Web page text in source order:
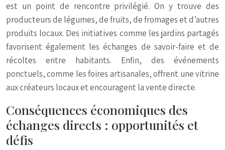
est un point de rencontre privilégié. On y trouve des
producteurs de légumes, de fruits, de fromages et d’autres
produits locaux. Des initiatives comme les jardins partagés
favorisent également les échanges de savoir-faire et de
récoltes entre habitants. Enfin, des événements
ponctuels, comme les foires artisanales, offrent une vitrine
aux créateurs locaux et encouragent la vente directe.
Conséquences économiques des
échanges directs : opportunités et
défis